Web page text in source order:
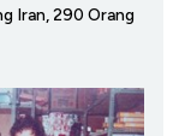
Iran, 290 Orang